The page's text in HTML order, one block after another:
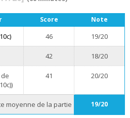
Score Note
46 19/20
42 18/20
41 20/20
moyenne de la partie 19/20